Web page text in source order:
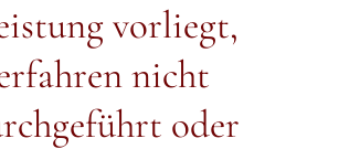
vorliegt,
nicht
oder